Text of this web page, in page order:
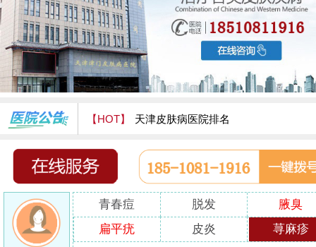
【HOT】 天津皮肤病医院排名
天津津门皮肤病医院怎么样
青春痘 脱发
腋臭
扁平疣
皮炎 荨麻疹